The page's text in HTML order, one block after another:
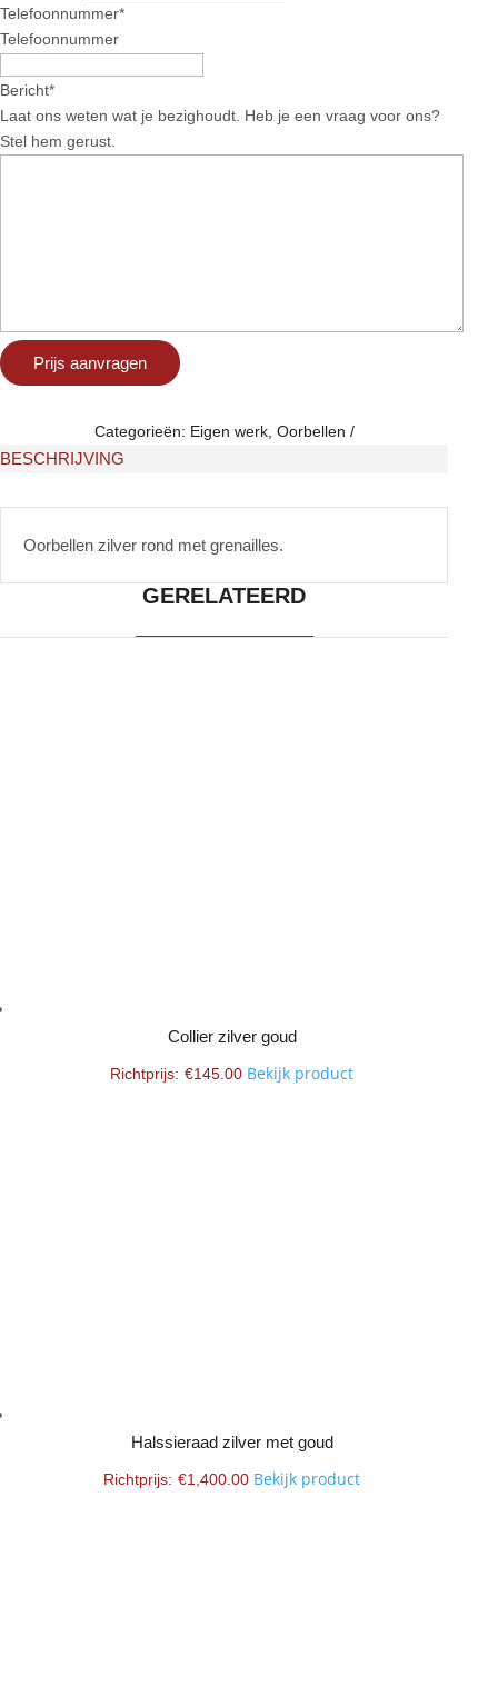
Telefoonnummer*
Telefoonnummer
Bericht*
Laat ons weten wat je bezighoudt. Heb je een vraag voor ons?
Stel hem gerust.
Categorieën: Eigen werk, Oorbellen
BESCHRIJVING
Oorbellen zilver rond met grenailles.
GERELATEERD
Collier zilver goud
€145.00 Bekijk product
Halssieraad zilver met goud
€1,400.00 Bekijk product